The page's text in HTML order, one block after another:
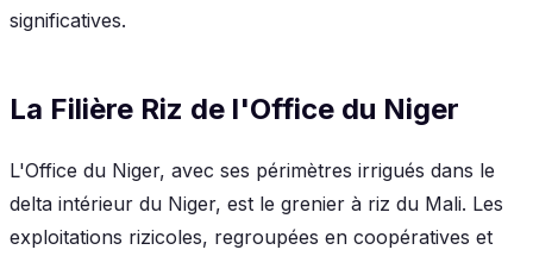
significatives.
La Filière Riz de l'Office du Niger
L'Office du Niger, avec ses périmètres irrigués dans le
delta intérieur du Niger, est le grenier à riz du Mali. Les
exploitations rizicoles, regroupées en coopératives et